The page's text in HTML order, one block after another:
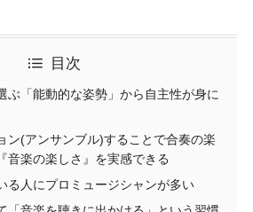
目次
「能動的な姿勢」から自主性が身に
(アンサンブル)することで合奏の楽
音楽の楽しさ』を実感できる
人にプロミュージシャンが多い